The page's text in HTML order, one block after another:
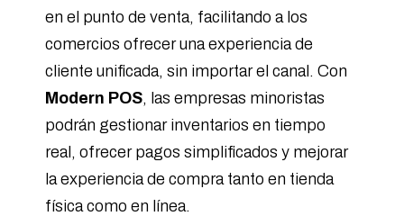
en el punto de venta, facilitando a los
comercios ofrecer una experiencia de
cliente unificada, sin importar el canal. Con
Modern POS, las empresas minoristas
podrán gestionar inventarios en tiempo
real, ofrecer pagos simplificados y mejorar
la experiencia de compra tanto en tienda
física como en línea.